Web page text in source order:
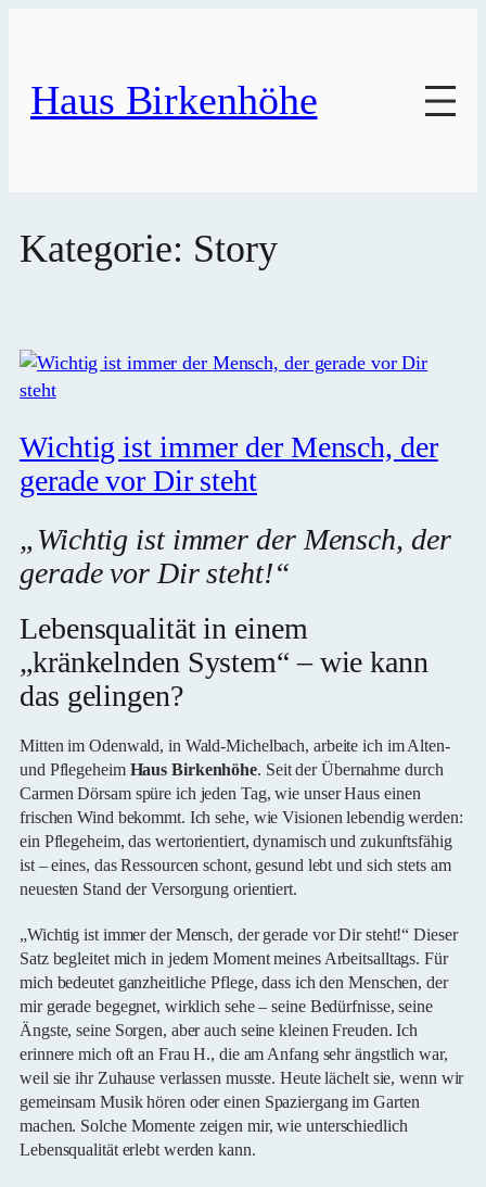
Haus Birkenhöhe
Kategorie: Story
Wichtig ist immer der Mensch, der
gerade vor Dir steht
„Wichtig ist immer der Mensch, der
gerade vor Dir steht!“
Lebensqualität in einem
„kränkelnden System“ – wie kann
das gelingen?
Mitten im Odenwald, in Wald-Michelbach, arbeite ich im Alten-
und Pflegeheim Haus Birkenhöhe. Seit der Übernahme durch
Carmen Dörsam spüre ich jeden Tag, wie unser Haus einen
frischen Wind bekommt. Ich sehe, wie Visionen lebendig werden:
ein Pflegeheim, das wertorientiert, dynamisch und zukunftsfähig
ist – eines, das Ressourcen schont, gesund lebt und sich stets am
neuesten Stand der Versorgung orientiert.
„Wichtig ist immer der Mensch, der gerade vor Dir steht!“ Dieser
Satz begleitet mich in jedem Moment meines Arbeitsalltags. Für
mich bedeutet ganzheitliche Pflege, dass ich den Menschen, der
mir gerade begegnet, wirklich sehe – seine Bedürfnisse, seine
Ängste, seine Sorgen, aber auch seine kleinen Freuden. Ich
erinnere mich oft an Frau H., die am Anfang sehr ängstlich war,
weil sie ihr Zuhause verlassen musste. Heute lächelt sie, wenn wir
gemeinsam Musik hören oder einen Spaziergang im Garten
machen. Solche Momente zeigen mir, wie unterschiedlich
Lebensqualität erlebt werden kann.